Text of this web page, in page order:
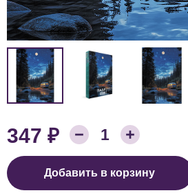
Цена:
347 ₽ Количество товара:
1
Добавить в корзину